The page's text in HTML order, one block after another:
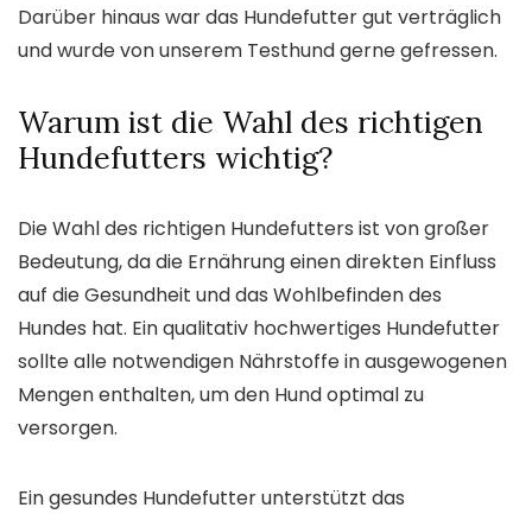
Darüber hinaus war das Hundefutter gut verträglich
und wurde von unserem Testhund gerne gefressen.
Warum ist die Wahl des richtigen
Hundefutters wichtig?
Die Wahl des richtigen Hundefutters ist von großer
Bedeutung, da die Ernährung einen direkten Einfluss
auf die Gesundheit und das Wohlbefinden des
Hundes hat. Ein qualitativ hochwertiges Hundefutter
sollte alle notwendigen Nährstoffe in ausgewogenen
Mengen enthalten, um den Hund optimal zu
versorgen.
Ein gesundes Hundefutter unterstützt das